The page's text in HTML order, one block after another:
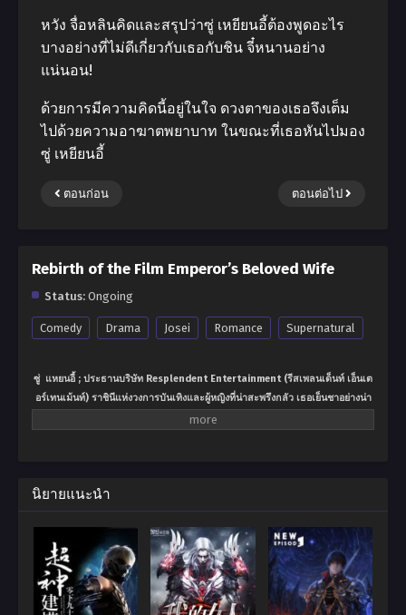
หวัง จื่อหลินคิดและสรุปว่าซู่ เหยียนอี้ต้องพูดอะไร
บางอย่างที่ไม่ดีเกี่ยวกับเธอกับชิน จี๋หนานอย่าง
แน่นอน!
ด้วยการมีความคิดนี้อยู่ในใจ ดวงตาของเธอจึงเต็ม
ไปด้วยความอาฆาตพยาบาท ในขณะที่เธอหันไปมอง
ซู่ เหยียนอี้
ตอนก่อน ตอนต่อไป
Rebirth of the Film Emperor’s Beloved Wife
Status: Ongoing
Comedy Drama Josei Romance Supernatural
ซู่ แหยนอี้ ; ประธานบริษัท Resplendent Entertainment (รีสเพลนเด็นท์ เอ็นเต
อร์เทนเม้นท์) ราชินีแห่งวงการบันเทิงและผู้หญิงที่น่าสะพรึงกลัว เธอเย็นชาอย่างน่า
เชื่อไม่ ไม่ยอมอ่อนข้อ มีอำนาจและศิลปินที่เธอเลือกรับประกันได้ว่าจะกลายเป็น
ลงไปในรายการของเธอ 1) แก้แค้น 2) ใช้เวลาอยู่กับครอบครัวมากขึ้น
3) ตอบแทนความรู้สึกลึก ๆ ของสามีตามสัญญาของเธอ ถ้าเป็นไปได้ หรือไม่เช่นนั้น
อย่างน้อยก็ทำให้เขาก็มีความสุขและมีชีวิตที่ดีขึ้น ด้วยความช่วยเหลือของพลัง
แห่งการเกิดใหม่ของเธอพร้อมกับ “ระบบภรรยาที่ดี” ซู่ แหยนอี้ ที่เคร่งขรึมและเย็น
ชาจึงตัดสินใจที่จะออกไปปรนเปรอสามีที่ถูกหลงลืมของเธอ แต่ก็ต้องสะดุดกับการ
ขาดการประสบการณ์ของเธอในการพยายามโน้มน้าวเขาว่า ไม่ เขาไม่ได้มีอาการ
ประสาทหลอน และไม่ เธอไม่ได้รู้สึกไม่สบาย! เพียงแต่ว่า ทำไมงานแรกคือการ
นิยายแนะนำ